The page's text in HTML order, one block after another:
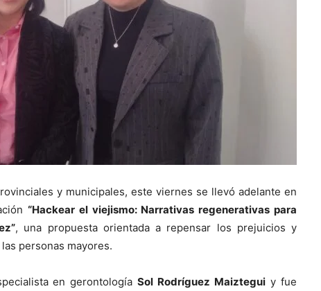
y municipales, este viernes se llevó adelante en
“Hackear el viejismo: Narrativas regenerativas para
, una propuesta orientada a repensar los prejuicios y
personas mayores.
en gerontologíaSol Rodríguez Maiztegui y fue